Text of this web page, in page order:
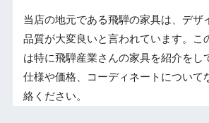
当店の地元である飛騨の家具は、デザ
品質が大変良いと言われています。こ
は特に飛騨産業さんの家具を紹介をし
仕様や価格、コーディネートについて
絡ください。